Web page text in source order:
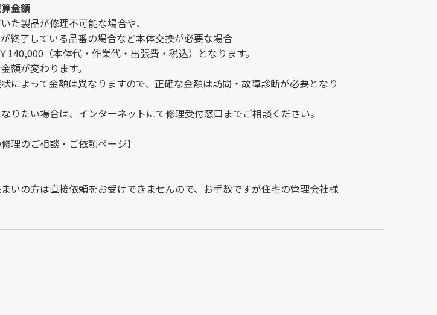
金額
た製品が修理不可能な場合や、
終了している品番の場合など本体交換が必要な場合
140,000（本体代・作業代・出張費・税込）となります。
額が変わります。
によって金額は異なりますので、正確な金額は訪問・故障診断が必要となり
りたい場合は、インターネットにて修理受付窓口までご相談ください。
理のご相談・ご依頼ページ】
いの方は直接依頼をお受けできませんので、お手数ですが住宅の管理会社様